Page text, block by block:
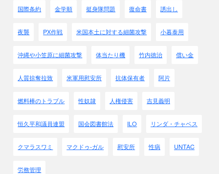
国際条約 金学順 挺身隊問題 復命書 誘出し
夜襲 PX作戦 米国本土に対する細菌攻撃 小暮泰用
沖縄や小笠原に細菌攻撃 体当たり機 竹内徳治 償い金
人質掠奪拉致 米軍用慰安所 抗体保有者 阿片
燃料棒のトラブル 性奴隷 人権侵害 吉見義明
恒久平和議員連盟 国会図書館法 ILO リンダ・チャベス
クマラスワミ マクドゥ-ガル 慰安所 性病 UNTAC
労務管理